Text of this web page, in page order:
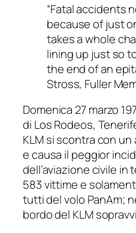
“Fatal accidents
because of just
takes a whole
lining up justso
the end of an
Stross, Fuller
Domenica 27 marzo
di Los Rodeos,
KLM si scontra con un
e causa il peggior
dell’aviazione civile in
583 vittime e
tutti del volo PanAm;
bordo del KLM